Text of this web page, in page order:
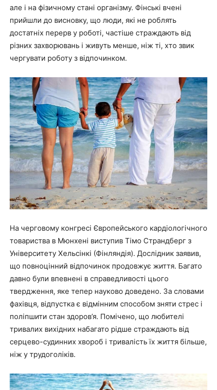
але і на фізичному стані організму. Фінські вчені
прийшли до висновку, що люди, які не роблять
достатніх перерв у роботі, частіше страждають від
різних захворювань і живуть менше, ніж ті, хто звик
чергувати роботу з відпочинком.
На черговому конгресі Європейського кардіологічного
товариства в Мюнхені виступив Тімо Страндберг з
Університету Хельсінкі (Фінляндія). Дослідник заявив,
що повноцінний відпочинок продовжує життя. Багато
давно були впевнені в справедливості цього
твердження, яке тепер науково доведено. За словами
фахівця, відпустка є відмінним способом зняти стрес і
поліпшити стан здоров’я. Помічено, що любителі
тривалих вихідних набагато рідше страждають від
серцево-судинних хвороб і тривалість їх життя більше,
ніж у трудоголіків.